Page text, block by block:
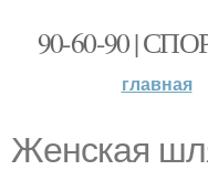
90-60-90 |
главная
Женская